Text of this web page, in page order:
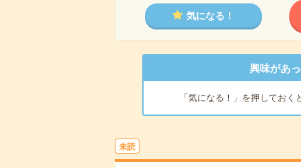
気になる！
興味があ
「気になる！」を押しておく
未読